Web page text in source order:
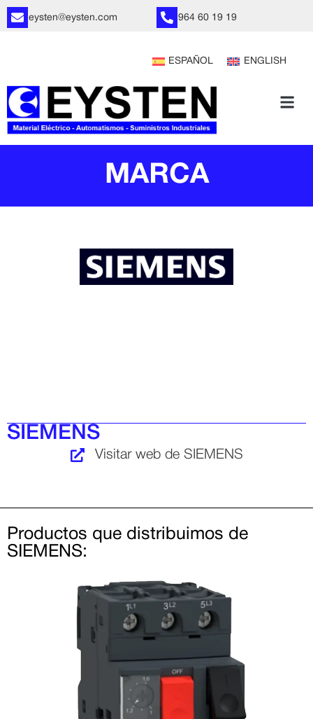
eysten@eysten.com 964 60 19 19
ESPAÑOL ENGLISH
MARCA
SIEMENS
Visitar web de SIEMENS
Productos que distribuimos de
SIEMENS: